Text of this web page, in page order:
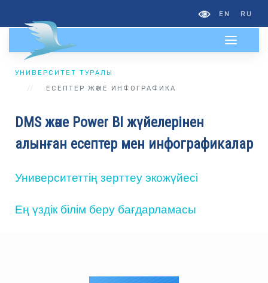
EN RU
УНИВЕРСИТЕТ ТУРАЛЫ
ЕСЕПТЕР ЖӘНЕ ИНФОГРАФИКА
DMS және Power BI жүйелерінен
алынған есептер мен инфографикалар
Университеттің зерттеу экожүйесі
Ең үздік білім беру бағдарламасы